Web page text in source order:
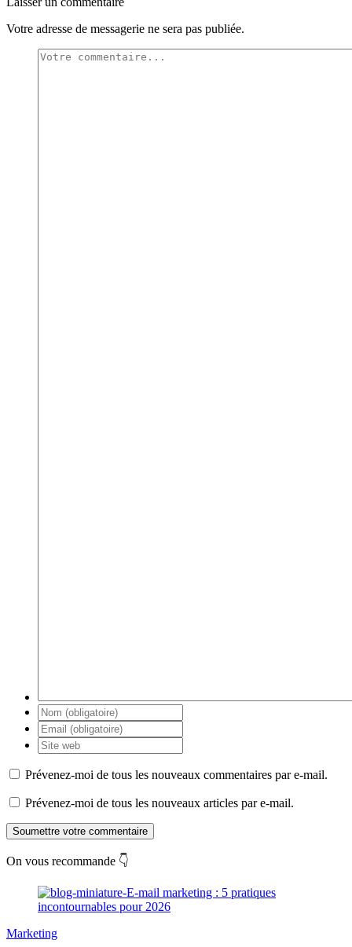
Votre adresse de messagerie ne sera pas publiée.
Prévenez-moi de tous les nouveaux commentaires par e-mail.
Prévenez-moi de tous les nouveaux articles par e-mail.
Soumettre votre commentaire
On vous recommande 👇
Marketing